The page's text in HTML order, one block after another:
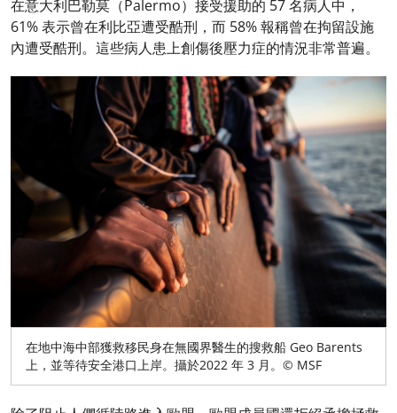
在意大利巴勒莫（Palermo）接受援助的 57 名病人中，
61% 表示曾在利比亞遭受酷刑，而 58% 報稱曾在拘留設施
內遭受酷刑。這些病人患上創傷後壓力症的情況非常普遍。
在地中海中部獲救移民身在無國界醫生的搜救船 Geo Barents
上，並等待安全港口上岸。攝於2022 年 3 月。© MSF